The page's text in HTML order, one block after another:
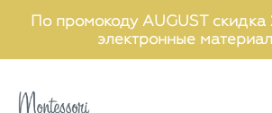
По промокоду AUGUST скидка
электронные